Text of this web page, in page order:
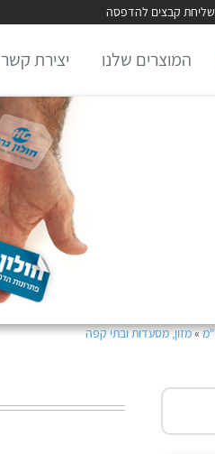
שליחת קבצים להדפסה
המוצרים שלנו יצירת קשר
»מזון, מסעדות ובתי קפה